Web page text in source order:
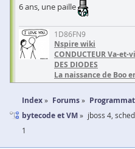
6 ans, une paille
1D86FN9
Nspire wiki
CONDUCTEUR Va-et-
DES DIODES
La naissance de Boo
Index Forums
bytecode et VM
jboss 4,
1